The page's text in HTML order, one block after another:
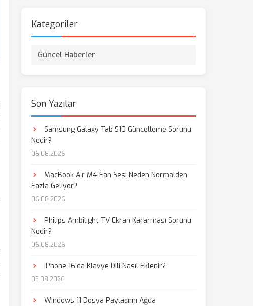
Kategoriler
Güncel Haberler
Son Yazılar
Samsung Galaxy Tab S10 Güncelleme Sorunu
Nedir?
06.08.2026
MacBook Air M4 Fan Sesi Neden Normalden
Fazla Geliyor?
06.08.2026
Philips Ambilight TV Ekran Kararması Sorunu
Nedir?
06.08.2026
iPhone 16'da Klavye Dili Nasıl Eklenir?
05.08.2026
Windows 11 Dosya Paylaşımı Ağda